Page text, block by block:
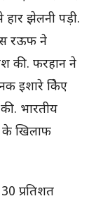
हार झेलनी पड़ी.
रऊफ ने
की. फरहान ने
इशारे किेए
भारतीय
के खिलाफ
प्रतिशत